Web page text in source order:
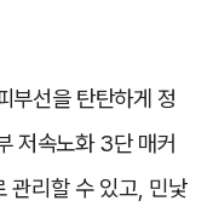
부선을 탄탄하게 정
저속노화 3단 매커
관리할 수 있고, 민낯